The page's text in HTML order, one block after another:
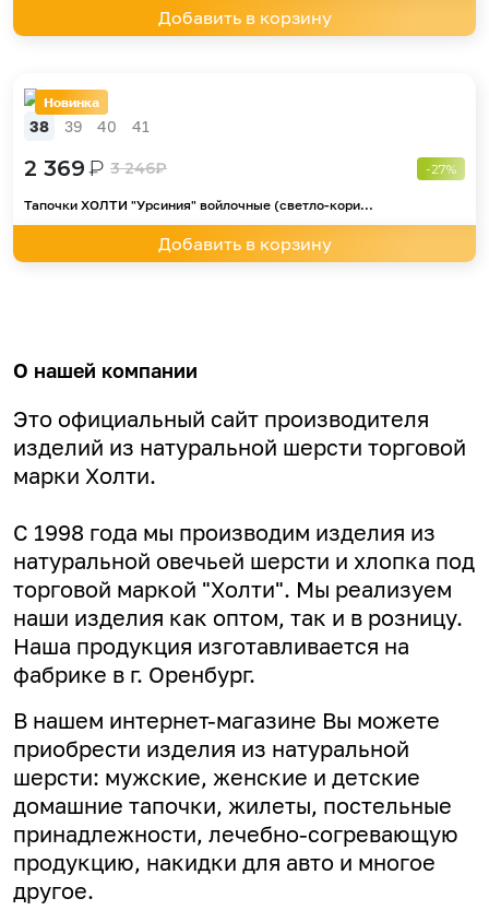
Добавить в корзину
Новинка
38 39 40 41
2 369₽ 3 246₽ -27%
Тапочки ХОЛТИ "Урсиния" войлочные (светло-кори...
Добавить в корзину
О нашей компании
Это официальный сайт производителя
изделий из натуральной шерсти торговой
марки Холти.
С 1998 года мы производим изделия из
натуральной овечьей шерсти и хлопка под
торговой маркой "Холти". Мы реализуем
наши изделия как оптом, так и в розницу.
Наша продукция изготавливается на
фабрике в г. Оренбург.
В нашем интернет-магазине Вы можете
приобрести изделия из натуральной
шерсти: мужские, женские и детские
домашние тапочки, жилеты, постельные
принадлежности, лечебно-согревающую
продукцию, накидки для авто и многое
другое.